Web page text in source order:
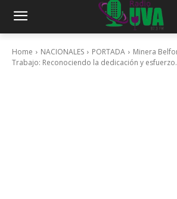
Home NACIONALES PORTADA
Minera
Trabajo: Reconociendo la dedicación y